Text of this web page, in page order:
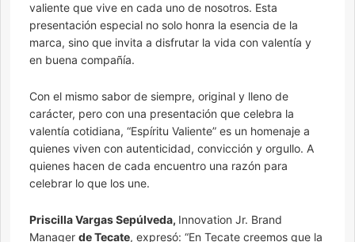
valiente que vive en cada uno de nosotros. Esta
presentación especial no solo honra la esencia de la
marca, sino que invita a disfrutar la vida con valentía y
en buena compañía.
Con el mismo sabor de siempre, original y lleno de
carácter, pero con una presentación que celebra la
valentía cotidiana, “Espíritu Valiente” es un homenaje a
quienes viven con autenticidad, convicción y orgullo. A
quienes hacen de cada encuentro una razón para
celebrar lo que los une.
Priscilla Vargas Sepúlveda, Innovation Jr. Brand
Manager de Tecate, expresó: “En Tecate creemos que la